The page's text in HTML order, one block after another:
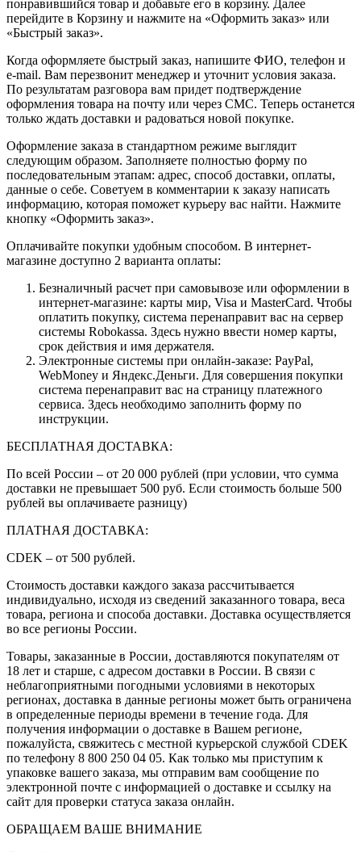
понравившийся товар и добавьте его в корзину. Далее
перейдите в Корзину и нажмите на «Оформить заказ» или
«Быстрый заказ».
Когда оформляете быстрый заказ, напишите ФИО, телефон и
e-mail. Вам перезвонит менеджер и уточнит условия заказа.
По результатам разговора вам придет подтверждение
оформления товара на почту или через СМС. Теперь останется
только ждать доставки и радоваться новой покупке.
Оформление заказа в стандартном режиме выглядит
следующим образом. Заполняете полностью форму по
последовательным этапам: адрес, способ доставки, оплаты,
данные о себе. Советуем в комментарии к заказу написать
информацию, которая поможет курьеру вас найти. Нажмите
кнопку «Оформить заказ».
Оплачивайте покупки удобным способом. В интернет-
магазине доступно 2 варианта оплаты:
Безналичный расчет при самовывозе или оформлении в
интернет-магазине: карты мир, Visa и MasterCard. Чтобы
оплатить покупку, система перенаправит вас на сервер
системы Robokassa. Здесь нужно ввести номер карты,
срок действия и имя держателя.
Электронные системы при онлайн-заказе: PayPal,
WebMoney и Яндекс.Деньги. Для совершения покупки
система перенаправит вас на страницу платежного
сервиса. Здесь необходимо заполнить форму по
инструкции.
БЕСПЛАТНАЯ ДОСТАВКА:
По всей России – от 20 000 рублей (при условии, что сумма
доставки не превышает 500 руб. Если стоимость больше 500
рублей вы оплачиваете разницу)
ПЛАТНАЯ ДОСТАВКА:
CDEK – от 500 рублей.
Стоимость доставки каждого заказа рассчитывается
индивидуально, исходя из сведений заказанного товара, веса
товара, региона и способа доставки. Доставка осуществляется
во все регионы России.
Товары, заказанные в России, доставляются покупателям от
18 лет и старше, с адресом доставки в России. В связи с
неблагоприятными погодными условиями в некоторых
регионах, доставка в данные регионы может быть ограничена
в определенные периоды времени в течение года. Для
получения информации о доставке в Вашем регионе,
пожалуйста, свяжитесь с местной курьерской службой CDEK
по телефону 8 800 250 04 05. Как только мы приступим к
упаковке вашего заказа, мы отправим вам сообщение по
электронной почте с информацией о доставке и ссылку на
сайт для проверки статуса заказа онлайн.
ОБРАЩАЕМ ВАШЕ ВНИМАНИЕ